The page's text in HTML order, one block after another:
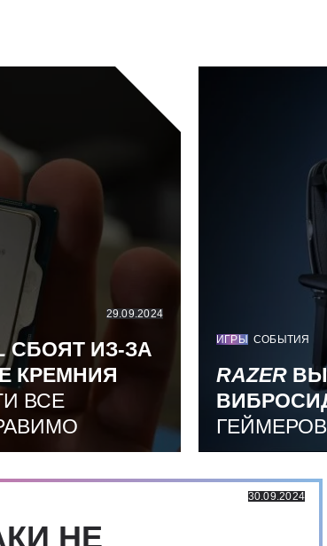
29.09.2024
СБОЯТ ИЗ-ЗА
КРЕМНИЯ
ВСЕ
ИГРЫ СОБЫТИЯ
RAZER
ГЕЙМЕРОВ
30.09.2024
НЕ